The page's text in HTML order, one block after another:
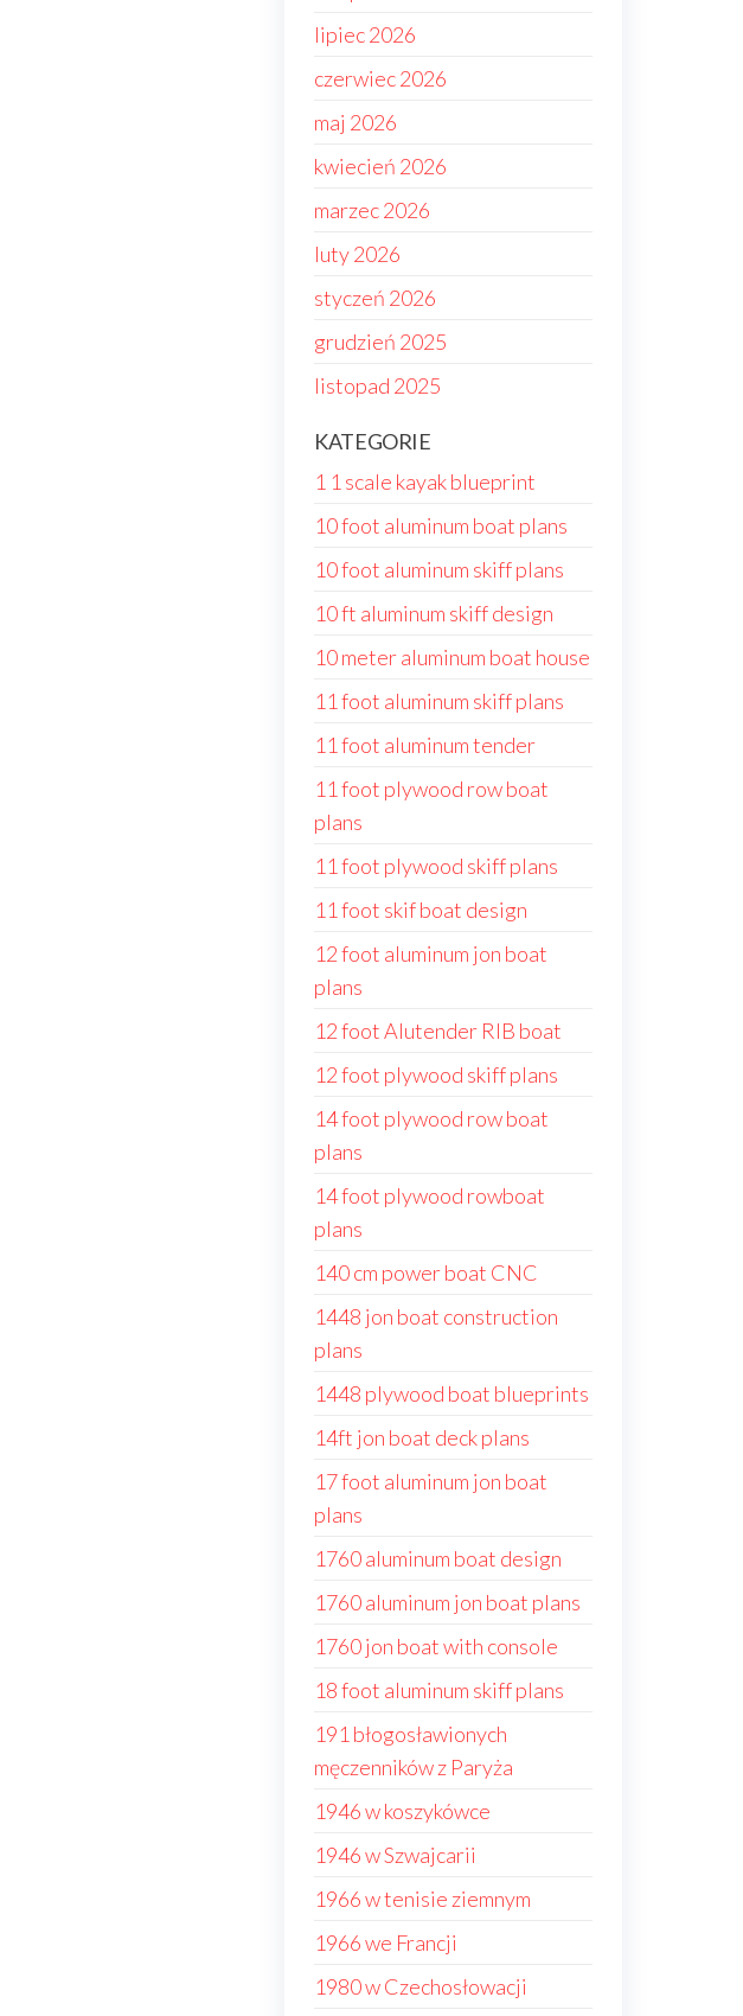
lipiec 2026
czerwiec 2026
maj 2026
kwiecień 2026
marzec 2026
luty 2026
styczeń 2026
grudzień 2025
listopad 2025
KATEGORIE
1 1 scale kayak blueprint
10 foot aluminum boat plans
10 foot aluminum skiff plans
10 ft aluminum skiff design
10 meter aluminum boat house
11 foot aluminum skiff plans
11 foot aluminum tender
11 foot plywood row boat
plans
11 foot plywood skiff plans
11 foot skif boat design
12 foot aluminum jon boat
plans
12 foot Alutender RIB boat
12 foot plywood skiff plans
14 foot plywood row boat
plans
14 foot plywood rowboat
plans
140 cm power boat CNC
1448 jon boat construction
plans
1448 plywood boat blueprints
14ft jon boat deck plans
17 foot aluminum jon boat
plans
1760 aluminum boat design
1760 aluminum jon boat plans
1760 jon boat with console
18 foot aluminum skiff plans
191 błogosławionych
męczenników z Paryża
1946 w koszykówce
1946 w Szwajcarii
1966 w tenisie ziemnym
1966 we Francji
1980 w Czechosłowacji